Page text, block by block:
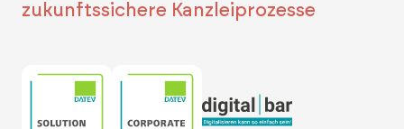
zukunftssichere Kanzleiprozesse